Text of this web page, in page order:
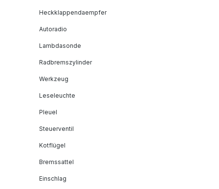
Heckklappendaempfer
Autoradio
Lambdasonde
Radbremszylinder
Werkzeug
Leseleuchte
Pleuel
Steuerventil
Kotflügel
Bremssattel
Einschlag